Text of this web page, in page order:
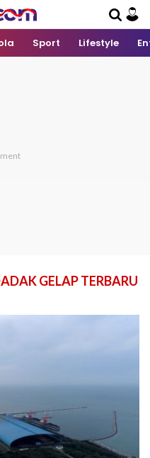
Sport Lifestyle
GELAP TERBARU